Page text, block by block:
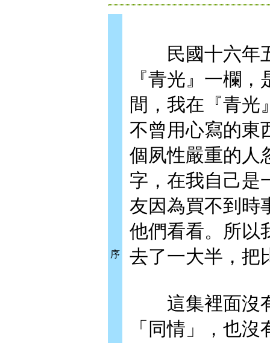
序
民國十六年五
『青光』一欄
間，我在『青光
不曾用心寫的東
個夙性嚴重的人
字，在我自己是
友因為買不到時
他們看看。所以
去了一大半，把
這集裡面沒有
「同情」，也